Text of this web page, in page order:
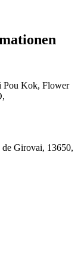
Kok, Flower
Girovai, 13650,